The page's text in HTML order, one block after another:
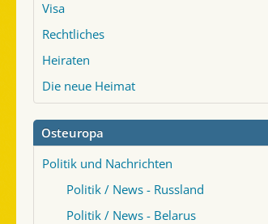
Visa
Rechtliches
Heiraten
Die neue Heimat
Osteuropa
Politik und Nachrichten
Politik / News - Russland
Politik / News - Belarus